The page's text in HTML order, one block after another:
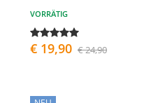
VORRÄTIG
€ 19,90 € 24,90